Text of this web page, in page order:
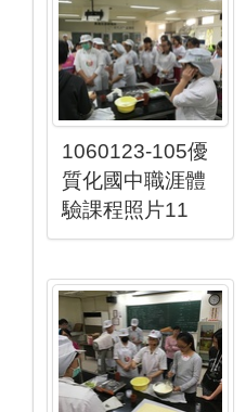
1060123-105優
質化國中職涯體
驗課程照片11